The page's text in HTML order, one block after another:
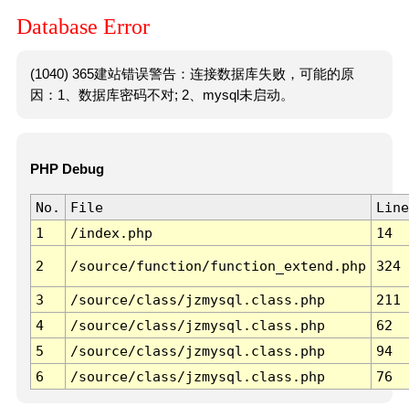
Database Error
(1040) 365建站错误警告：连接数据库失败，可能的原
因：1、数据库密码不对; 2、mysql未启动。
PHP Debug
No. File
Line
1
/index.php 14
2 /source/function/function_extend.php 324
3 /source/class/jzmysql.class.php
211
4
/source/class/jzmysql.class.php
62
5
/source/class/jzmysql.class.php
94
6
/source/class/jzmysql.class.php 76